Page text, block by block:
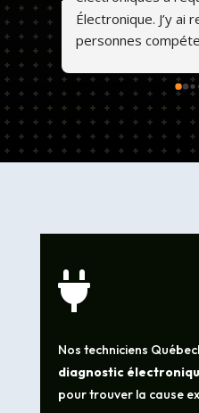
Électronique. J’y ai
personnes
qualité et les prix

Nos techniciens
diagnostic
pour trouver la cause